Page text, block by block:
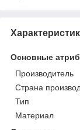
Основные
Производитель
Страна
Тип
Материал